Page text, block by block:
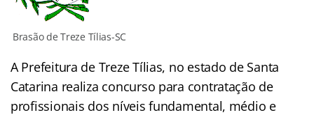
Brasão de Treze Tílias-SC
A Prefeitura de Treze Tílias, no estado de Santa
Catarina realiza concurso para contratação de
profissionais dos níveis fundamental, médio e